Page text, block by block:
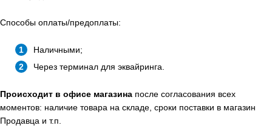
Способы оплаты/предоплаты:
Наличными;
Через терминал для эквайринга.
Происходит в офисе магазина после согласования всех
моментов: наличие товара на складе, сроки поставки в магазин
Продавца и т.п.